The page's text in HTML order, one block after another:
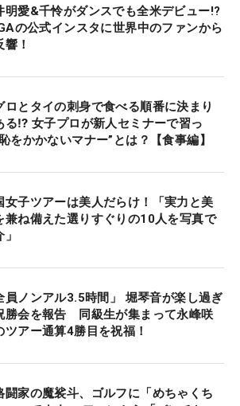
明愛&千怜がダンスでも全米デビュー!?
の公式インスタに世界中のファンから
響！
ロとタイの刺身で食べる順番に決まり
る⁉ 女子プロが新人セミナーで習っ
をかかないマナー”とは？【食事編】
女子ツアーは美人だらけ！「実力と美
兼ね備えた選りすぐりの10人を写真で
員ノンアル3.5時間」 堀琴音が楽し過ぎ
勝会を報告 同級生が集まって永峰咲
ツアー通算4勝目を祝福！
闘家の魔裟斗、ゴルフに「めちゃくち